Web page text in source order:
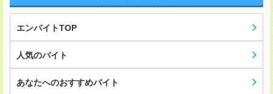
エンバイトTOP
人気のバイト
あなたへのおすすめバイト